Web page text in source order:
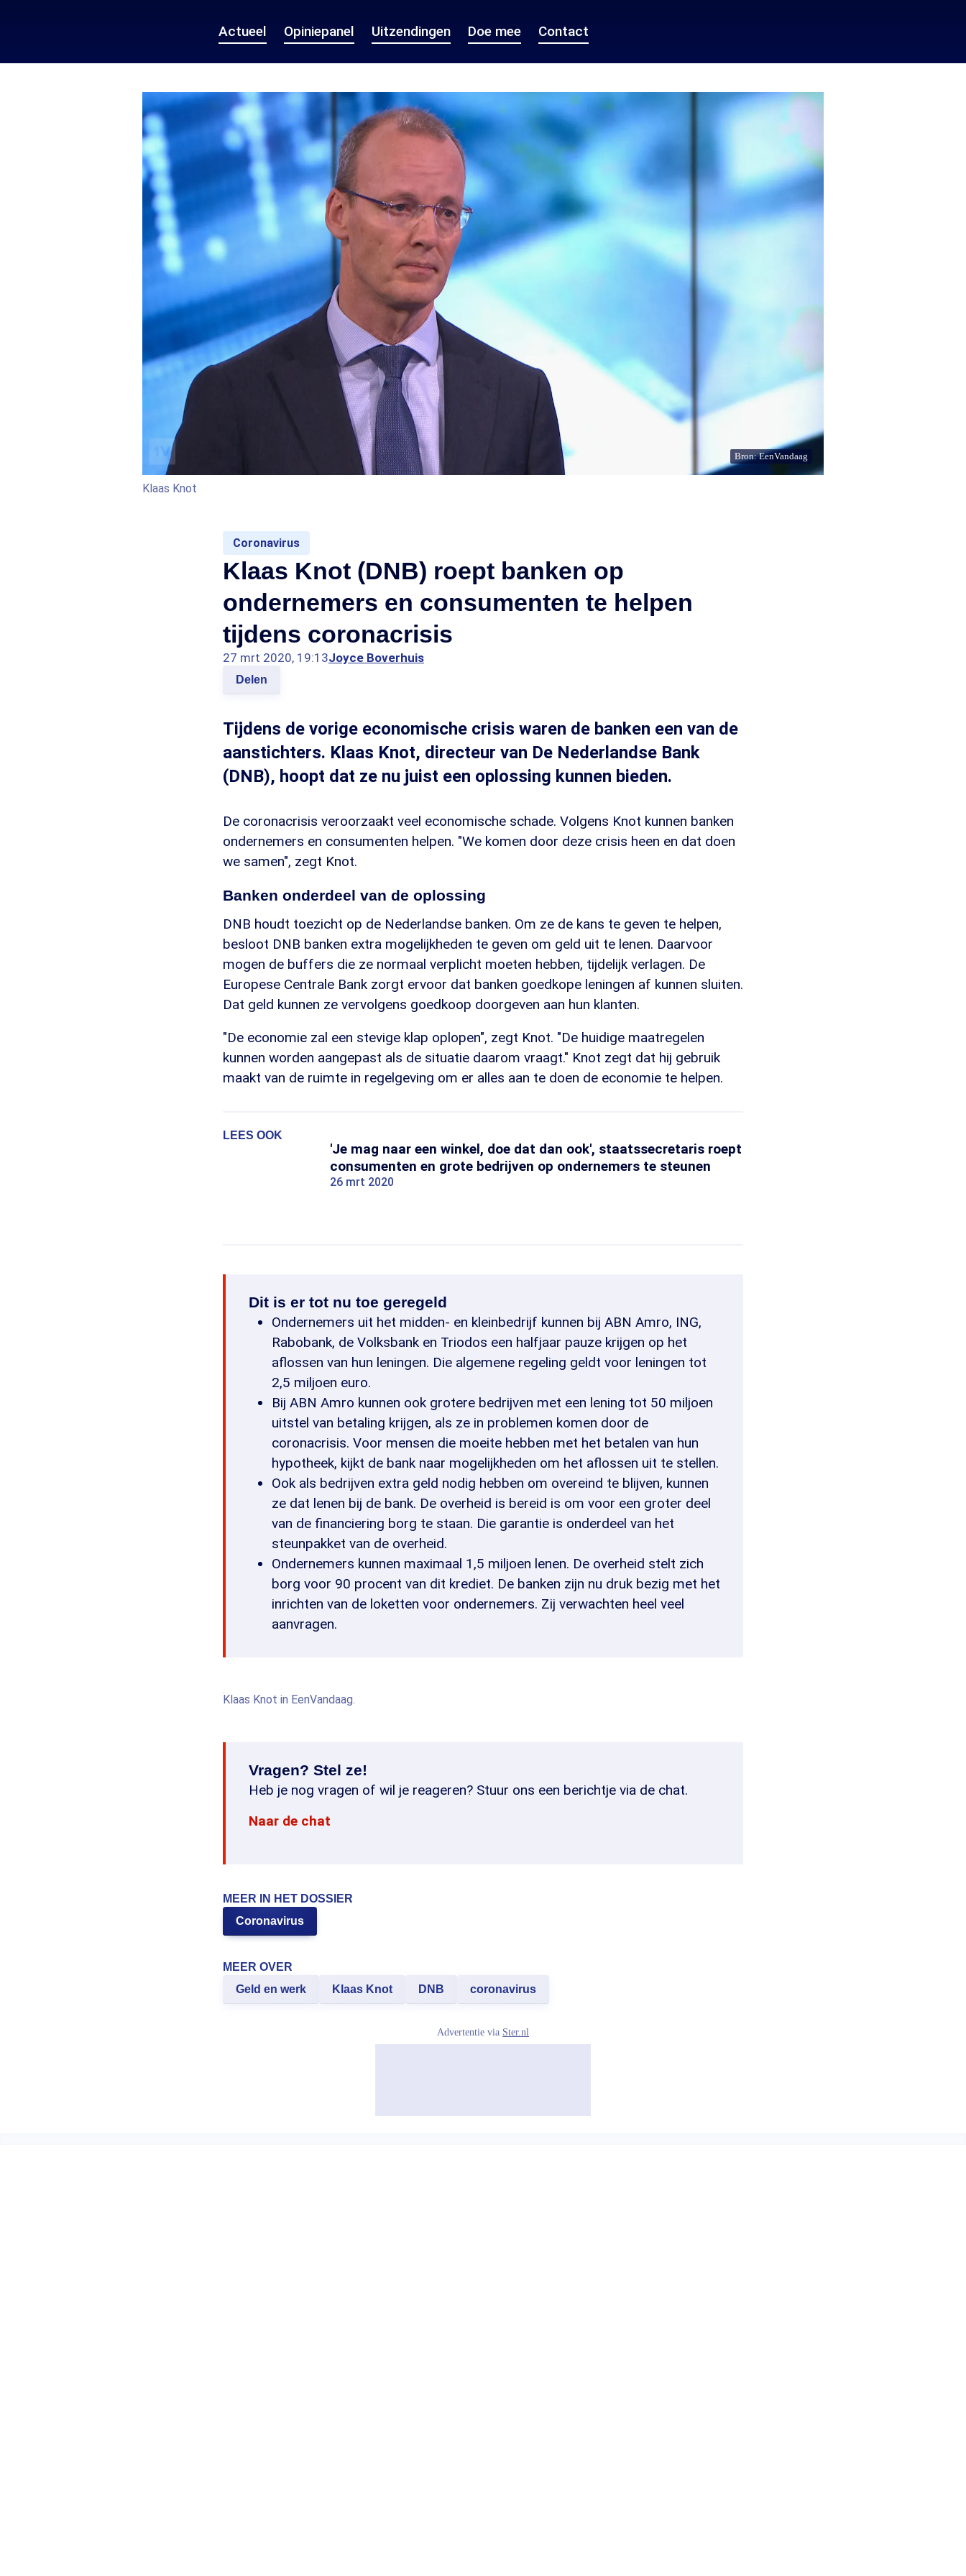
Actueel Opiniepanel Uitzendingen Doe mee Contact
Bron: EenVandaag
Klaas Knot
Coronavirus
Klaas Knot (DNB) roept banken op
ondernemers en consumenten te helpen
tijdens coronacrisis
27 mrt 2020, 19:13Joyce Boverhuis
Delen
Tijdens de vorige economische crisis waren de banken een van de
aanstichters. Klaas Knot, directeur van De Nederlandse Bank
(DNB), hoopt dat ze nu juist een oplossing kunnen bieden.
De coronacrisis veroorzaakt veel economische schade. Volgens Knot kunnen banken
ondernemers en consumenten helpen. "We komen door deze crisis heen en dat doen
we samen", zegt Knot.
Banken onderdeel van de oplossing
DNB houdt toezicht op de Nederlandse banken. Om ze de kans te geven te helpen,
besloot DNB banken extra mogelijkheden te geven om geld uit te lenen. Daarvoor
mogen de buffers die ze normaal verplicht moeten hebben, tijdelijk verlagen. De
Europese Centrale Bank zorgt ervoor dat banken goedkope leningen af kunnen sluiten.
Dat geld kunnen ze vervolgens goedkoop doorgeven aan hun klanten.
"De economie zal een stevige klap oplopen", zegt Knot. "De huidige maatregelen
kunnen worden aangepast als de situatie daarom vraagt." Knot zegt dat hij gebruik
maakt van de ruimte in regelgeving om er alles aan te doen de economie te helpen.
LEES OOK
'Je mag naar een winkel, doe dat dan ook', staatssecretaris roept
consumenten en grote bedrijven op ondernemers te steunen
26 mrt 2020
Dit is er tot nu toe geregeld
Ondernemers uit het midden- en kleinbedrijf kunnen bij ABN Amro, ING,
Rabobank, de Volksbank en Triodos een halfjaar pauze krijgen op het
aflossen van hun leningen. Die algemene regeling geldt voor leningen tot
2,5 miljoen euro.
Bij ABN Amro kunnen ook grotere bedrijven met een lening tot 50 miljoen
uitstel van betaling krijgen, als ze in problemen komen door de
coronacrisis. Voor mensen die moeite hebben met het betalen van hun
hypotheek, kijkt de bank naar mogelijkheden om het aflossen uit te stellen.
Ook als bedrijven extra geld nodig hebben om overeind te blijven, kunnen
ze dat lenen bij de bank. De overheid is bereid is om voor een groter deel
van de financiering borg te staan. Die garantie is onderdeel van het
steunpakket van de overheid.
Ondernemers kunnen maximaal 1,5 miljoen lenen. De overheid stelt zich
borg voor 90 procent van dit krediet. De banken zijn nu druk bezig met het
inrichten van de loketten voor ondernemers. Zij verwachten heel veel
aanvragen.
Klaas Knot in EenVandaag.
Vragen? Stel ze!
Heb je nog vragen of wil je reageren? Stuur ons een berichtje via de chat.
Naar de chat
MEER IN HET DOSSIER
Coronavirus
MEER OVER
Geld en werk
Klaas Knot DNB coronavirus
Advertentie via Ster.nl